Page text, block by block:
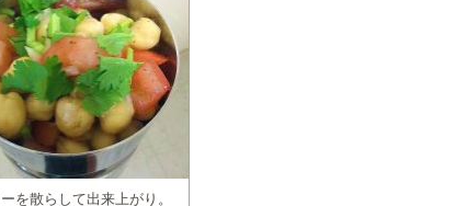
を散らして出来上がり。